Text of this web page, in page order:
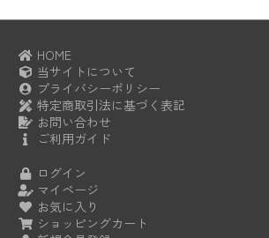
HOME
当サイトについて
プライバシーポリシー
特定商取引法に基づく表記
お問い合わせ
ご利用ガイド
ログイン
マイページ
お気に入り
ショッピングカート